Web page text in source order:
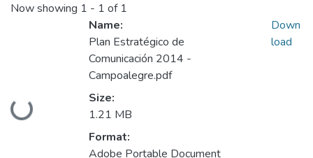
Now showing 1 - 1 of 1
Loading...
Name:
Plan Estratégico de
Comunicación 2014 -
Campoalegre.pdf
Size:
1.21 MB
Format:
Adobe Portable Document
Down
load